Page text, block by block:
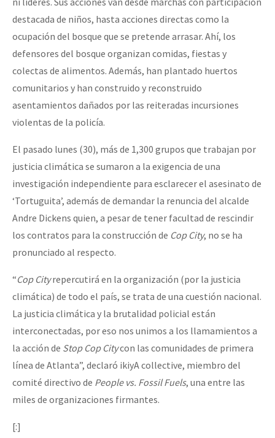
destacada de niños, hasta acciones directas como la
ocupación del bosque que se pretende arrasar. Ahí, los
defensores del bosque organizan comidas, fiestas y
colectas de alimentos. Además, han plantado huertos
comunitarios y han construido y reconstruido
asentamientos dañados por las reiteradas incursiones
violentas de la policía.
El pasado lunes (30), más de 1,300 grupos que trabajan por
justicia climática se sumaron a la exigencia de una
investigación independiente para esclarecer el asesinato de
‘Tortuguita’, además de demandar la renuncia del alcalde
Andre Dickens quien, a pesar de tener facultad de rescindir
los contratos para la construcción de Cop City, no se ha
pronunciado al respecto.
“Cop Cityrepercutirá en la organización (por la justicia
climática) de todo el país, se trata de una cuestión nacional.
La justicia climática y la brutalidad policial están
interconectadas, por eso nos unimos a los llamamientos a
la acción de Stop Cop Citycon las comunidades de primera
línea de Atlanta”, declaró ikiyA collective, miembro del
comité directivo de People vs. Fossil Fuels, una entre las
miles de organizaciones firmantes.
[:]